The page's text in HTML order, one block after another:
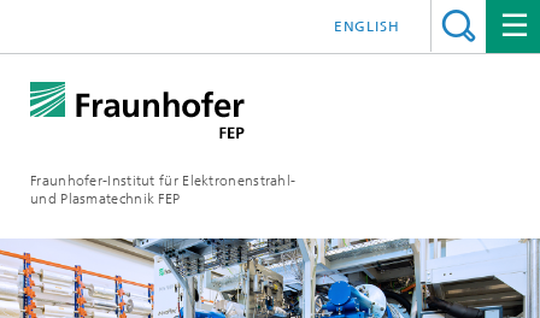
Fraunhofer-Institut für Elektronenstrahl-
und Plasmatechnik FEP
ENGLISH